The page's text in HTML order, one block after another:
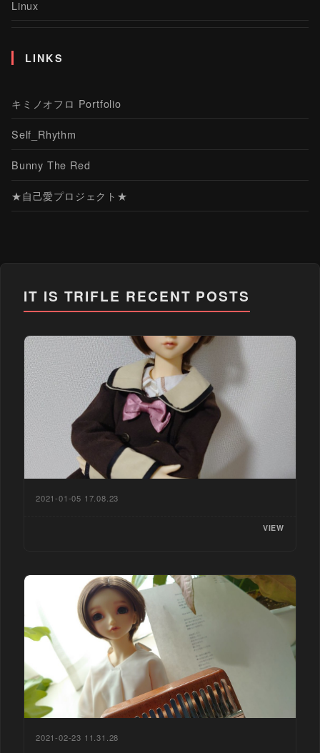
Linux
LINKS
キミノオフロ Portfolio
Self_Rhythm
Bunny The Red
★自己愛プロジェクト★
IT IS TRIFLE RECENT POSTS
2021-01-05 17.08.23
VIEW
2021-02-23 11.31.28